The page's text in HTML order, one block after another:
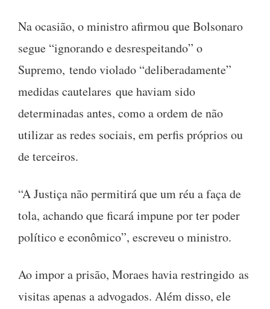
Na ocasião, o ministro afirmou que Bolsonaro
segue “ignorando e desrespeitando” o
Supremo, tendo violado “deliberadamente”
medidas cautelares que haviam sido
determinadas antes, como a ordem de não
utilizar as redes sociais, em perfis próprios ou
de terceiros.
“A Justiça não permitirá que um réu a faça de
tola, achando que ficará impune por ter poder
político e econômico”, escreveu o ministro.
Ao impor a prisão, Moraes havia restringido as
visitas apenas a advogados. Além disso, ele